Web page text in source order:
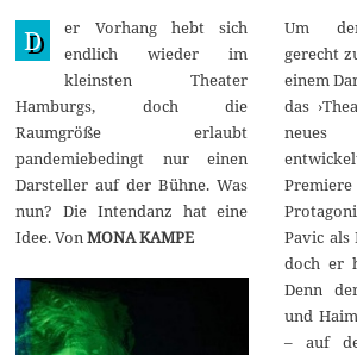
e
p
t
e
m
b
r
0
2
1
D
er Vorhang hebt sich
endlich wieder im
kleinsten Theater
Hamburgs, doch die
Raumgröße erlaubt
pandemiebedingt nur einen
Darsteller auf der Bühne. Was
nun? Die Intendanz hat eine
Idee. VonMONA KAMPE
Um
gerecht
einem
das
neues
Pavic als
doch er
Denn
und
– auf